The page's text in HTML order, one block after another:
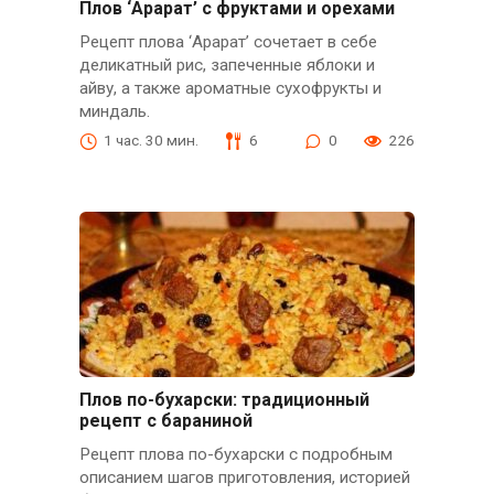
Плов ‘Арарат’ с фруктами и орехами
Рецепт плова ‘Арарат’ сочетает в себе
деликатный рис, запеченные яблоки и
айву, а также ароматные сухофрукты и
миндаль.
1 час. 30 мин. 6 0 226
Плов по-бухарски: традиционный
рецепт с бараниной
Рецепт плова по-бухарски с подробным
описанием шагов приготовления, историей